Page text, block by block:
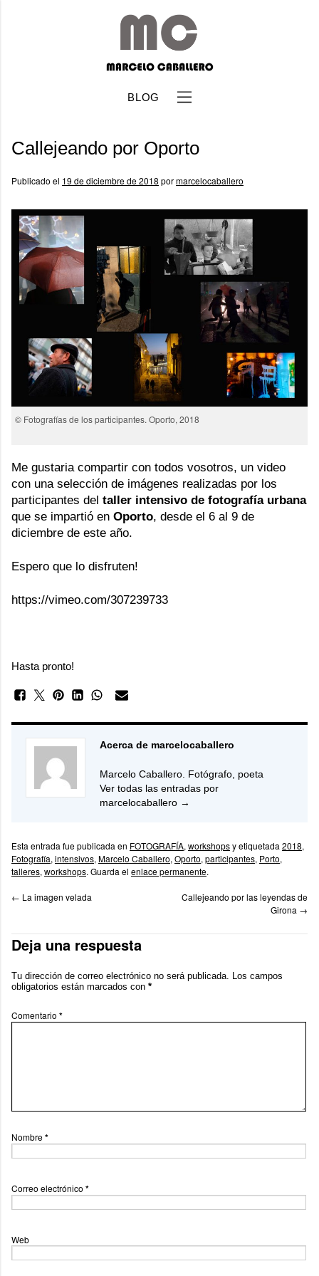
BLOG
Callejeando por Oporto
Publicado el 19 de diciembre de 2018 pormarcelocaballero
© Fotografías de los participantes. Oporto, 2018
Me gustaria compartir con todos vosotros, un video
con una selección de imágenes realizadas por los
participantes del taller intensivo de fotografía urbana
que se impartió en Oporto, desde el 6 al 9 de
diciembre de este año.
Espero que lo disfruten!
https://vimeo.com/307239733
Hasta pronto!
Acerca de marcelocaballero
Marcelo Caballero. Fotógrafo, poeta
Ver todas las entradas por
marcelocaballero →
Esta entrada fue publicada en FOTOGRAFÍA, workshopsy etiquetada 2018,
Fotografía, intensivos, Marcelo Caballero, Oporto, participantes, Porto,
talleres, workshops. Guarda el enlace permanente.
← La imagen velada
Callejeando por las leyendas de
Girona →
Deja una respuesta
Tu dirección de correo electrónico no será publicada. Los campos
obligatorios están marcados con *
Comentario *
Nombre*
Correo electrónico *
Web